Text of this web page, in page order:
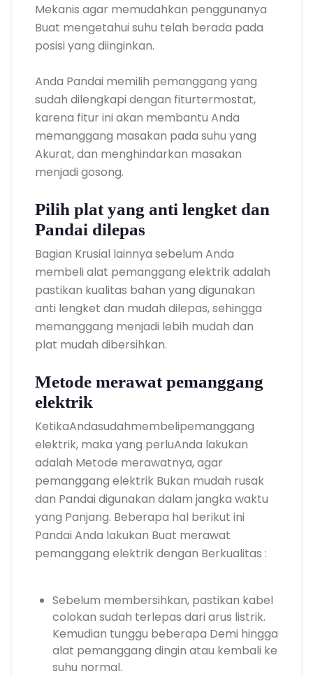
Mekanis agar memudahkan penggunanya
Buat mengetahui suhu telah berada pada
posisi yang diinginkan.
Anda Pandai memilih pemanggang yang
sudah dilengkapi dengan fiturtermostat,
karena fitur ini akan membantu Anda
memanggang masakan pada suhu yang
Akurat, dan menghindarkan masakan
menjadi gosong.
Pilih plat yang anti lengket dan
Pandai dilepas
Bagian Krusial lainnya sebelum Anda
membeli alat pemanggang elektrik adalah
pastikan kualitas bahan yang digunakan
anti lengket dan mudah dilepas, sehingga
memanggang menjadi lebih mudah dan
plat mudah dibersihkan.
Metode merawat pemanggang
elektrik
KetikaAndasudahmembelipemanggang
elektrik, maka yang perluAnda lakukan
adalah Metode merawatnya, agar
pemanggang elektrik Bukan mudah rusak
dan Pandai digunakan dalam jangka waktu
yang Panjang. Beberapa hal berikut ini
Pandai Anda lakukan Buat merawat
pemanggang elektrik dengan Berkualitas :
Sebelum membersihkan, pastikan kabel
colokan sudah terlepas dari arus listrik.
Kemudian tunggu beberapa Demi hingga
alat pemanggang dingin atau kembali ke
suhu normal.